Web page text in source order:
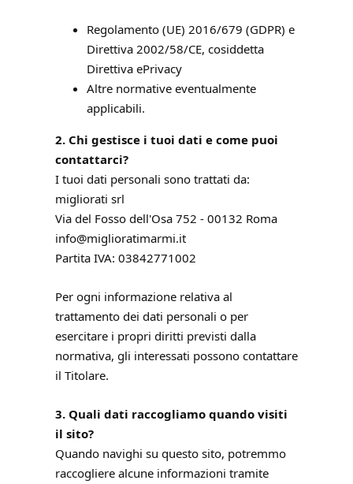
Regolamento (UE) 2016/679 (GDPR) e
Direttiva 2002/58/CE, cosiddetta
Direttiva ePrivacy
Altre normative eventualmente
applicabili.
2. Chi gestisce i tuoi dati e come puoi
contattarci?
I tuoi dati personali sono trattati da:
migliorati srl
Via del Fosso dell'Osa 752 - 00132 Roma
info@miglioratimarmi.it
Partita IVA: 03842771002
Per ogni informazione relativa al
trattamento dei dati personali o per
esercitare i propri diritti previsti dalla
normativa, gli interessati possono contattare
il Titolare.
3. Quali dati raccogliamo quando visiti
il sito?
Quando navighi su questo sito, potremmo
raccogliere alcune informazioni tramite